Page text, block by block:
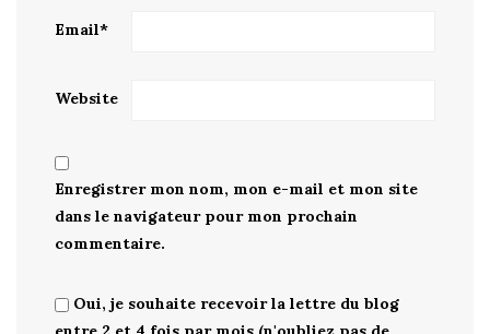
Email*
Website
Enregistrer mon nom, mon e-mail et mon site
dans le navigateur pour mon prochain
commentaire.
Oui, je souhaite recevoir la lettre du blog